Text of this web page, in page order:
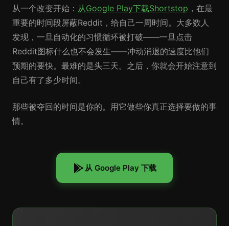
从一个改变开始： 从Google Play下载Shortstop ，在最
重要的时间段屏蔽Reddit，给自己一周时间。大多数人
发现，一旦自动化的习惯循环被打破——一旦点击
Reddit图标什么也不会发生——冲动消退的速度比他们
预期的要快。最难的是头三天。之后，你就会开始注意到
自己有了多少时间。
那些被夺回的时间是你的。用它做些你真正选择要做的事
情。
从 Google Play 下载